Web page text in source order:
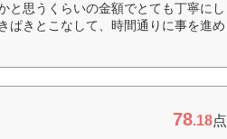
と思うくらいの金額でとても丁寧にし
ぱきとこなして、時間通りに事を進め
78.18点